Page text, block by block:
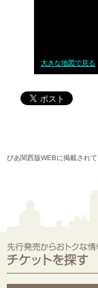
大きな地図で見る
ぴあ関西版WEBに掲載され